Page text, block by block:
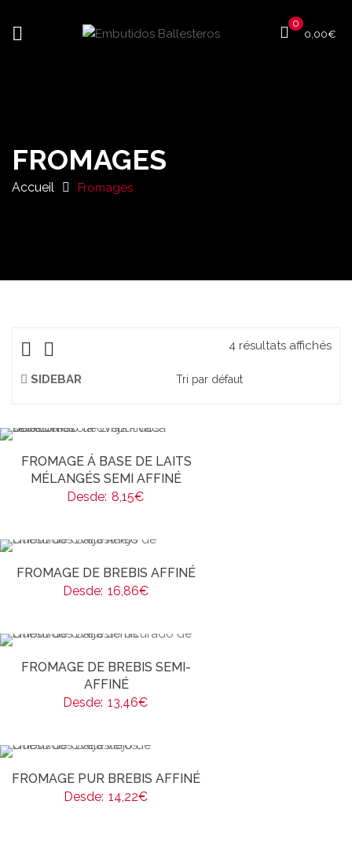
0
0,00€
FROMAGES
Accueil Fromages
4 résultats affichés
SIDEBAR
FROMAGE Á BASE DE LAITS
MÉLANGÉS SEMI AFFINÉ
Desde: 8,15€
FROMAGE DE BREBIS AFFINÉ
Desde: 16,86€
FROMAGE DE BREBIS SEMI-
AFFINÉ
Desde: 13,46€
FROMAGE PUR BREBIS AFFINÉ
Desde: 14,22€